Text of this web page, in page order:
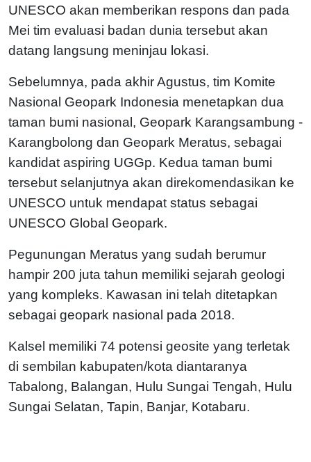
UNESCO akan memberikan respons dan pada
Mei tim evaluasi badan dunia tersebut akan
datang langsung meninjau lokasi.
Sebelumnya, pada akhir Agustus, tim Komite
Nasional Geopark Indonesia menetapkan dua
taman bumi nasional, Geopark Karangsambung -
Karangbolong dan Geopark Meratus, sebagai
kandidat aspiring UGGp. Kedua taman bumi
tersebut selanjutnya akan direkomendasikan ke
UNESCO untuk mendapat status sebagai
UNESCO Global Geopark.
Pegunungan Meratus yang sudah berumur
hampir 200 juta tahun memiliki sejarah geologi
yang kompleks. Kawasan ini telah ditetapkan
sebagai geopark nasional pada 2018.
Kalsel memiliki 74 potensi geosite yang terletak
di sembilan kabupaten/kota diantaranya
Tabalong, Balangan, Hulu Sungai Tengah, Hulu
Sungai Selatan, Tapin, Banjar, Kotabaru.